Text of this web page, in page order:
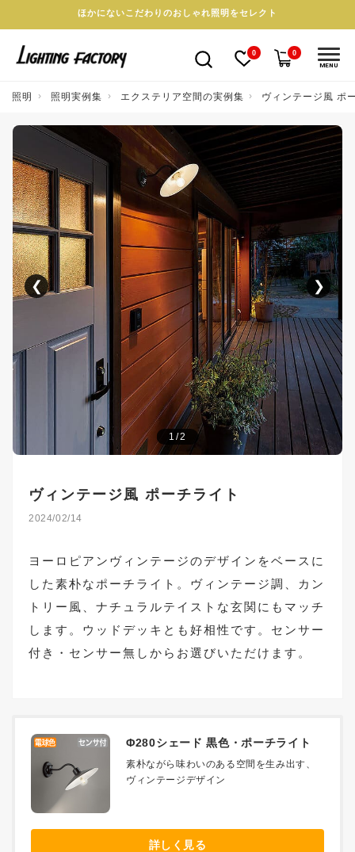
ほかにないこだわりのおしゃれ照明をセレクト
0 0
MENU
照明 照明実例集 エクステリア空間の実例集 ヴィンテージ風 ポ
1/2
❮ ❯
ヴィンテージ風 ポーチライト
2024/02/14
ヨーロピアンヴィンテージのデザインをベースに
した素朴なポーチライト。ヴィンテージ調、カン
トリー風、ナチュラルテイストな玄関にもマッチ
します。ウッドデッキとも好相性です。センサー
付き・センサー無しからお選びいただけます。
Φ280シェード 黒色・ポーチライト
素朴ながら味わいのある空間を生み出す、
ヴィンテージデザイン
詳しく見る